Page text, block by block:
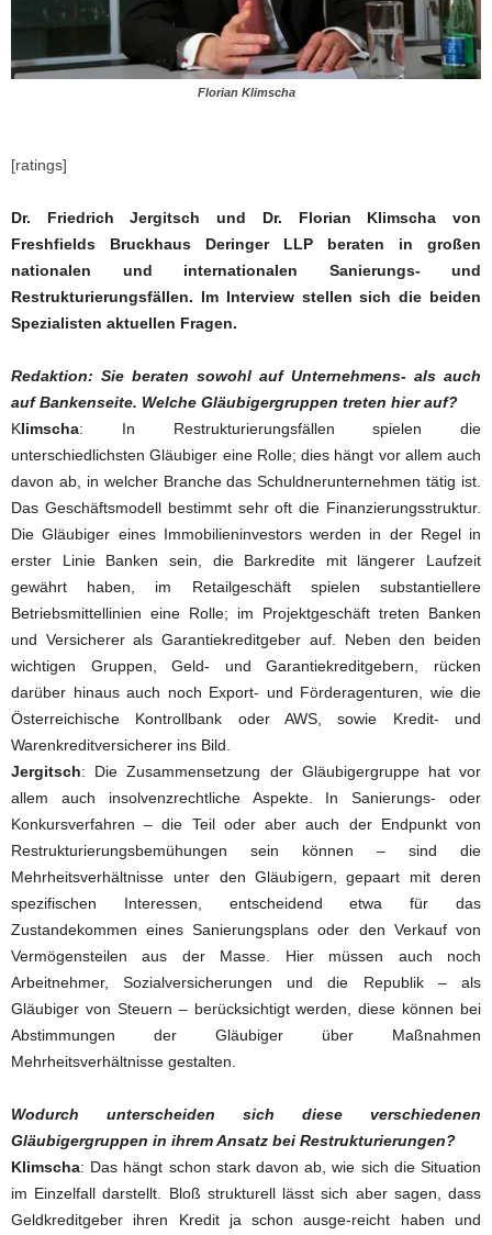
Florian Klimscha
[ratings]
Dr. Friedrich Jergitsch und Dr. Florian Klimscha von
Freshfields Bruckhaus Deringer LLP beraten in großen
nationalen und internationalen Sanierungs- und
Restrukturierungsfällen. Im Interview stellen sich die beiden
Spezialisten aktuellen Fragen.
Redaktion: Sie beraten sowohl auf Unternehmens- als auch
auf Bankenseite. Welche Gläubigergruppen treten hier auf?
Klimscha: In Restrukturierungsfällen spielen die
unterschiedlichsten Gläubiger eine Rolle; dies hängt vor allem auch
davon ab, in welcher Branche das Schuldnerunternehmen tätig ist.
Das Geschäftsmodell bestimmt sehr oft die Finanzierungsstruktur.
Die Gläubiger eines Immobilieninvestors werden in der Regel in
erster Linie Banken sein, die Barkredite mit längerer Laufzeit
gewährt haben, im Retailgeschäft spielen substantiellere
Betriebsmittellinien eine Rolle; im Projektgeschäft treten Banken
und Versicherer als Garantiekreditgeber auf. Neben den beiden
wichtigen Gruppen, Geld- und Garantiekreditgebern, rücken
darüber hinaus auch noch Export- und Förderagenturen, wie die
Österreichische Kontrollbank oder AWS, sowie Kredit- und
Warenkreditversicherer ins Bild.
Jergitsch: Die Zusammensetzung der Gläubigergruppe hat vor
allem auch insolvenzrechtliche Aspekte. In Sanierungs- oder
Konkursverfahren – die Teil oder aber auch der Endpunkt von
Restrukturierungsbemühungen sein können – sind die
Mehrheitsverhältnisse unter den Gläubigern, gepaart mit deren
spezifischen Interessen, entscheidend etwa für das
Zustandekommen eines Sanierungsplans oder den Verkauf von
Vermögensteilen aus der Masse. Hier müssen auch noch
Arbeitnehmer, Sozialversicherungen und die Republik – als
Gläubiger von Steuern – berücksichtigt werden, diese können bei
Abstimmungen der Gläubiger über Maßnahmen
Mehrheitsverhältnisse gestalten.
Wodurch unterscheiden sich diese verschiedenen
Gläubigergruppen in ihrem Ansatz bei Restrukturierungen?
Klimscha: Das hängt schon stark davon ab, wie sich die Situation
im Einzelfall darstellt. Bloß strukturell lässt sich aber sagen, dass
Geldkreditgeber ihren Kredit ja schon ausge-reicht haben und